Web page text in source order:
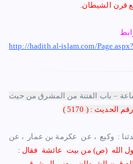
قرن الشيطان.
http://hadith.al-islam.com/
– باب الفتنة من المشرق من حيث
رقم الحديث : ( 5170 )
: ‏ ‏وكيع ‏ ‏، عن ‏ ‏عكرمة بن عمار ‏ ‏، عن
الله ‏ (ص) ‏‏من بيت ‏ ‏عائشة ‏ ‏فقال :